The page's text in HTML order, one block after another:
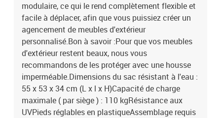
modulaire, ce qui le rend complètement flexible et
facile à déplacer, afin que vous puissiez créer un
agencement de meubles d'extérieur
personnalisé.Bon à savoir :Pour que vos meubles
d'extérieur restent beaux, nous vous
recommandons de les protéger avec une housse
imperméable.Dimensions du sac résistant à l'eau :
55 x 53 x 34 cm (L x l x H)Capacité de charge
maximale ( par siège ) : 110 kgRésistance aux
UVPieds réglables en plastiqueAssemblage requis